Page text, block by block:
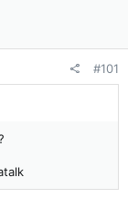
#101